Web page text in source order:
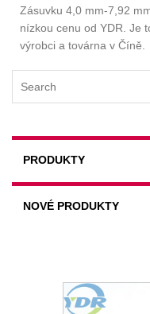
Zásuvku 4,0 mm-7,92
nízkou cenu od YDR. Je
výrobci a továrna v Číně.
PRODUKTY
NOVÉ PRODUKTY